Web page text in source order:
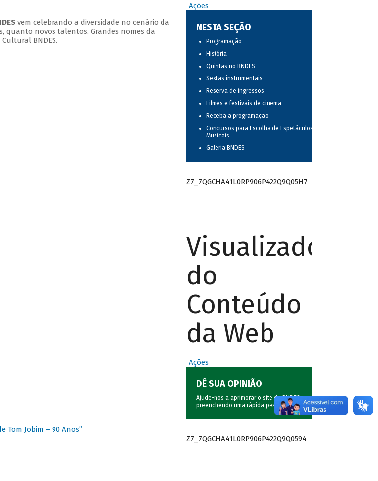
vem celebrando a diversidade no cenário da
quanto novos talentos. Grandes nomes da
BNDES.
Tom Jobim – 90 Anos”
Ações
NESTA SEÇÃO
Programação
História
Quintas no BNDES
Sextas instrumentais
Reserva de ingressos
Filmes e festivais de cinema
Receba a programação
Concursos para Escolha de Espetáculos
Musicais
Galeria BNDES
Z7_7QGCHA41L0RP906P422Q9Q05H7
Visualizador
do
Conteúdo
da Web
Ações
DÊ SUA OPINIÃO
Ajude-nos a aprimorar o site do BNDES
preenchendo uma rápida pesquisa.
Z7_7QGCHA41L0RP906P422Q9Q0594